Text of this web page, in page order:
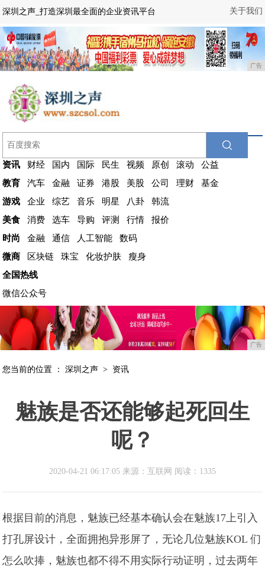
关于我们
深圳之声_打造深圳最全面的企业资讯平台
广告
资讯 财经 国内 国际 民生 视频 原创 滚动
公益
教育
汽车 金融 证券 港股 美股 公司 理财
基金
游戏
企业 综艺 音乐 明星 八卦
韩流
美食
消费 选车 导购 评测 行情
报价
时尚
金融 通信 人工智能
数码
微商
区块链 珠宝 化妆护肤
瘦身
全国热线
微信公众号
广告
您当前的位置 ：深圳之声 > 资讯
魅族是否还能够起死回生
呢？
2020-04-21 06:17:05 来源：互联网 阅读：1335
根据目前的消息，魅族已经基本确认会在魅族17上引入
打孔屏设计，全面拥抱异形屏了，无论几位魅族KOL 们
怎么吹捧，魅族也都不得不用实际行动证明，过去两年